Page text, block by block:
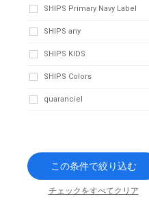
SHIPS Primary Navy Label
SHIPS any
SHIPS KIDS
SHIPS Colors
quaranciel
この条件で絞り込む
チェックをすべてクリア